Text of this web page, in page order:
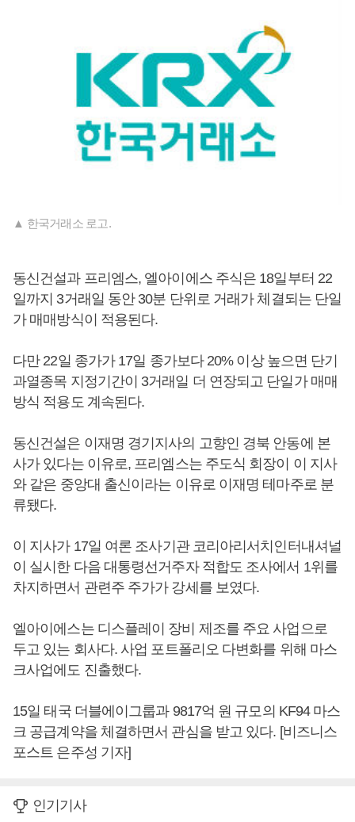
▲ 한국거래소 로고.
동신건설과 프리엠스, 엘아이에스 주식은 18일부터 22
일까지 3거래일 동안 30분 단위로 거래가 체결되는 단일
가 매매방식이 적용된다.
다만 22일 종가가 17일 종가보다 20% 이상 높으면 단기
과열종목 지정기간이 3거래일 더 연장되고 단일가 매매
방식 적용도 계속된다.
동신건설은 이재명 경기지사의 고향인 경북 안동에 본
사가 있다는 이유로, 프리엠스는 주도식 회장이 이 지사
와 같은 중앙대 출신이라는 이유로 이재명 테마주로 분
류됐다.
이 지사가 17일 여론 조사기관 코리아리서치인터내셔널
이 실시한 다음 대통령선거주자 적합도 조사에서 1위를
차지하면서 관련주 주가가 강세를 보였다.
엘아이에스는 디스플레이 장비 제조를 주요 사업으로
두고 있는 회사다. 사업 포트폴리오 다변화를 위해 마스
크사업에도 진출했다.
15일 태국 더블에이그룹과 9817억 원 규모의 KF94 마스
크 공급계약을 체결하면서 관심을 받고 있다. [비즈니스
포스트 은주성 기자]
인기기사